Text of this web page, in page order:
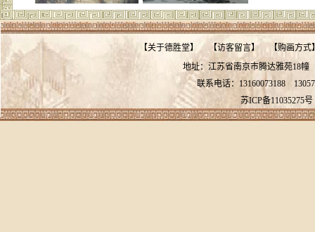
【关于德胜堂】 【访客留言】 【购画方式
地址：江苏省南京市腾达雅苑
联系电话：13160073188
苏ICP备11035275号